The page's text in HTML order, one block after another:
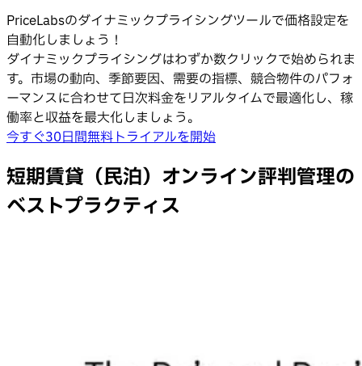
PriceLabsのダイナミックプライシングツールで価格設定を
自動化しましょう！
ダイナミックプライシングはわずか数クリックで始められま
す。市場の動向、季節要因、需要の指標、競合物件のパフォ
ーマンスに合わせて日次料金をリアルタイムで最適化し、稼
働率と収益を最大化しましょう。
今すぐ30日間無料トライアルを開始
短期賃貸（民泊）オンライン評判管理の
ベストプラクティス